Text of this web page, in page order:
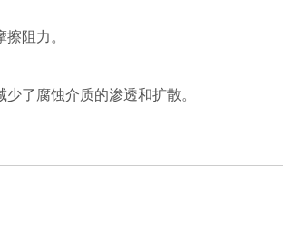
阻力。
了腐蚀介质的渗透和扩散。